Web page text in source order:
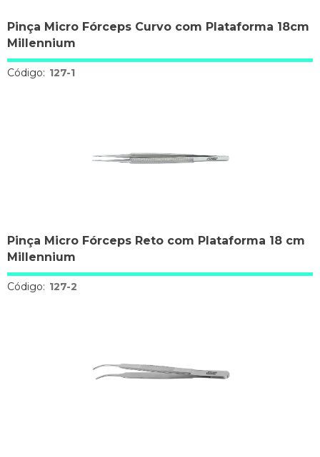
Pinça Micro Fórceps Curvo com Plataforma 18cm
Millennium
Código: 127-1
Pinça Micro Fórceps Reto com Plataforma 18 cm
Millennium
Código: 127-2